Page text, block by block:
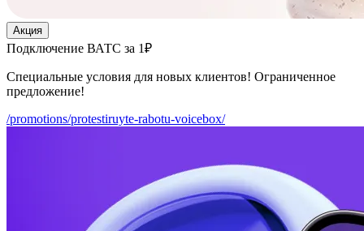
Акция
Подключение ВАТС за 1₽
Специальные условия для новых клиентов! Ограниченное
предложение!
/promotions/protestiruyte-rabotu-voicebox/